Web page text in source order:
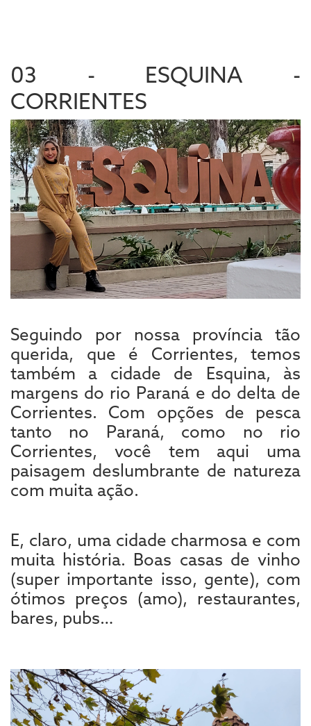
03 - ESQUINA -
CORRIENTES
Seguindo por nossa província tão
querida, que é Corrientes, temos
também a cidade de Esquina, às
margens do rio Paraná e do delta de
Corrientes. Com opções de pesca
tanto no Paraná, como no rio
Corrientes, você tem aqui uma
paisagem deslumbrante de natureza
com muita ação.
E, claro, uma cidade charmosa e com
muita história. Boas casas de vinho
(super importante isso, gente), com
ótimos preços (amo), restaurantes,
bares, pubs…